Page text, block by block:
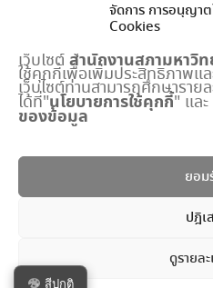
จัดการ การอนุญาต
Cookies
เว็บไซต์สำนักงานสภามหาวิ
ใช้คุกกี้เพื่อเพิ่มประสิทธิภาพแ
เว็บไซต์ท่านสามารถศึกษาราย
ได้ที่"นโยบายการใช้คุกกี้" และ
ของข้อมูล
ยอม
ปฎิเ
ดูรายล
เมนูด่วน
กำหนดการประชุมสภามหาวิทยาลัย
พระราชบัญญัติ มหาวิทยาลัยนเรศ
ปริญญาดุษฎีบัณฑิตกิตติมศักดิ์
สีปกติ